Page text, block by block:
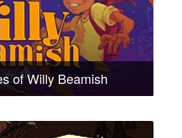
of Willy Beamish